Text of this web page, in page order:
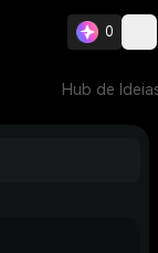
0
Hub de